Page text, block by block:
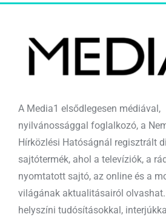
A Media1 elsődlegesen médiával,
nyilvánossággal foglalkozó, a
Hírközlési Hatóságnál regisztrált
sajtótermék, ahol a televíziók, a
nyomtatott sajtó, az online és a
világának aktualitásairól olvashat.
helyszíni tudósításokkal,